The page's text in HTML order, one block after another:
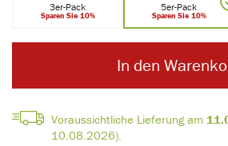
Voraussichtliche Lieferung am
10.08.2026).
3er-Pack
Sparen Sie 10%
5er-Pack
Sparen Sie 10%
In den